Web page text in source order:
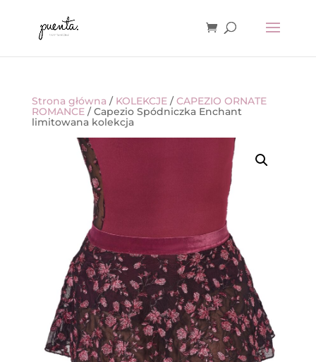
Strona główna / KOLEKCJE/CAPEZIO ORNATE
ROMANCE/ Capezio Spódniczka Enchant
limitowana kolekcja